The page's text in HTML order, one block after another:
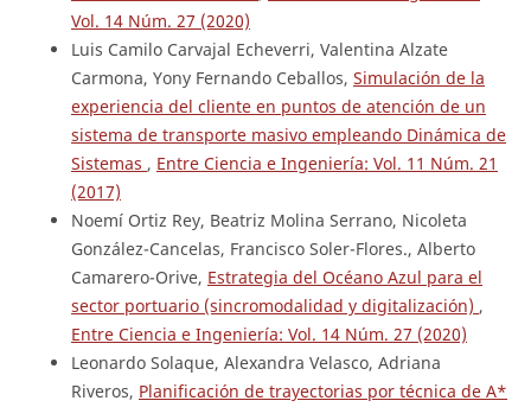
Vol. 14 Núm. 27 (2020)
Luis Camilo Carvajal Echeverri, Valentina Alzate
Carmona, Yony Fernando Ceballos, Simulación de la
experiencia del cliente en puntos de atención de un
sistema de transporte masivo empleando Dinámica de
Sistemas , Entre Ciencia e Ingeniería: Vol. 11 Núm. 21
(2017)
Noemí Ortiz Rey, Beatriz Molina Serrano, Nicoleta
González-Cancelas, Francisco Soler-Flores., Alberto
Camarero-Orive, Estrategia del Océano Azul para el
sector portuario (sincromodalidad y digitalización) ,
Entre Ciencia e Ingeniería: Vol. 14 Núm. 27 (2020)
Leonardo Solaque, Alexandra Velasco, Adriana
Riveros, Planificación de trayectorias por técnica de A*